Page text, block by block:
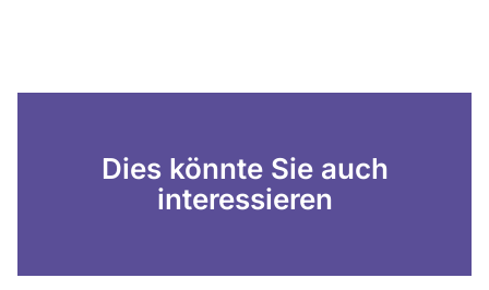
Dies könnte Sie auch
interessieren